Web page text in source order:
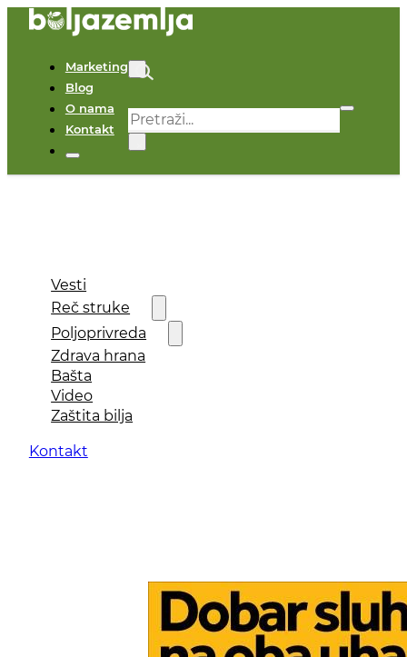
Marketing
Blog
O nama
Kontakt
Pretraga
Vesti
Reč struke
Poljoprivreda
Zdrava hrana
Bašta
Video
Zaštita bilja
Kontakt